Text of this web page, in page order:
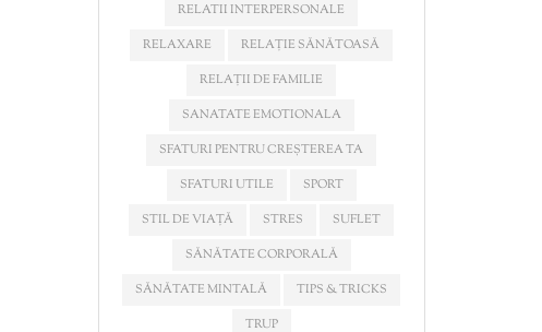
RELATII INTERPERSONALE
RELAXARE
RELAȚIE SĂNĂTOASĂ
RELAȚII DE FAMILIE
SANATATE EMOTIONALA
SFATURI PENTRU CREȘTEREA TA
SFATURI UTILE
SPORT
STIL DE VIAȚĂ
STRES
SUFLET
SĂNĂTATE CORPORALĂ
SĂNĂTATE MINTALĂ
TIPS & TRICKS
TRUP